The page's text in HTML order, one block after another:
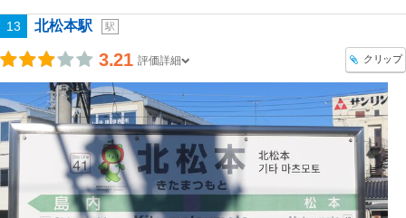
13 北松本駅 駅
3.21 評価詳細 クリップ